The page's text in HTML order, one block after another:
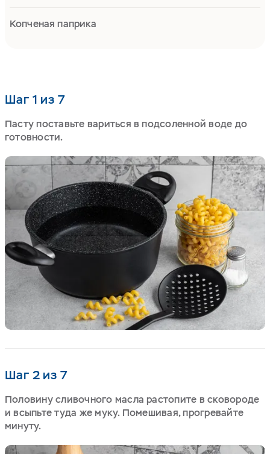
Шаг 1 из 7
Пасту поставьте вариться в подсоленной воде до
готовности.
Шаг 2 из 7
Половину сливочного масла растопите в сковороде
и всыпьте туда же муку. Помешивая, прогревайте
минуту.
Копченая паприка